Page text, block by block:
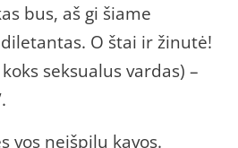
bus, aš gi šiame
O štai ir žinutė!
seksualus vardas) –
vos neišpilu kavos.